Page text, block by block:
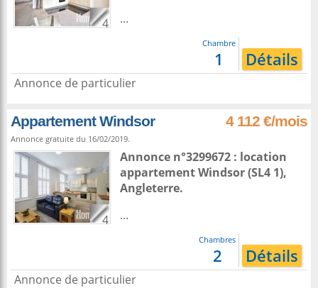
4
...
Chambre
1 Détails
Annonce de particulier
Appartement Windsor 4 112 €/mois
Annonce gratuite du 16/02/2019.
4
Annonce n°3299672 : location
appartementWindsor(SL4 1),
Angleterre.
...
Chambres
2 Détails
Annonce de particulier